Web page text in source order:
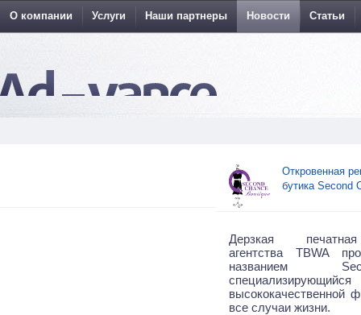
О компании Услуги Наши партнеры Новости Статьи
Откровенная
бутика Second
Дерзкая
агентства TBWA
названием
высококачественной
все случаи жизни.